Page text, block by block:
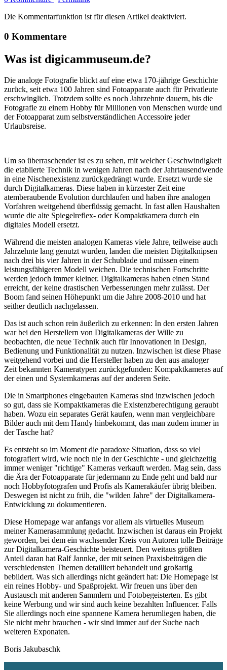
Die Kommentarfunktion ist für diesen Artikel deaktiviert.
0 Kommentare
Was ist digicammuseum.de?
Die analoge Fotografie blickt auf eine etwa 170-jährige Geschichte
zurück, seit etwa 100 Jahren sind Fotoapparate auch für Privatleute
erschwinglich. Trotzdem sollte es noch Jahrzehnte dauern, bis die
Fotografie zu einem Hobby für Millionen von Menschen wurde und
der Fotoapparat zum selbstverständlichen Accessoire jeder
Urlaubsreise.
Um so überraschender ist es zu sehen, mit welcher Geschwindigkeit
die etablierte Technik in wenigen Jahren nach der Jahrtausendwende
in eine Nischenexistenz zurückgedrängt wurde. Ersetzt wurde sie
durch Digitalkameras. Diese haben in kürzester Zeit eine
atemberaubende Evolution durchlaufen und haben ihre analogen
Vorfahren weitgehend überflüssig gemacht. In fast allen Haushalten
wurde die alte Spiegelreflex- oder Kompaktkamera durch ein
digitales Modell ersetzt.
Während die meisten analogen Kameras viele Jahre, teilweise auch
Jahrzehnte lang genutzt wurden, landen die meisten Digitalknipsen
nach drei bis vier Jahren in der Schublade und müssen einem
leistungsfähigeren Modell weichen. Die technischen Fortschritte
werden jedoch immer kleiner. Digitalkameras haben einen Stand
erreicht, der keine drastischen Verbesserungen mehr zulässt. Der
Boom fand seinen Höhepunkt um die Jahre 2008-2010 und hat
seither deutlich nachgelassen.
Das ist auch schon rein äußerlich zu erkennen: In den ersten Jahren
war bei den Herstellern von Digitalkameras der Wille zu
beobachten, die neue Technik auch für Innovationen in Design,
Bedienung und Funktionalität zu nutzen. Inzwischen ist diese Phase
weitgehend vorbei und die Hersteller haben zu den aus analoger
Zeit bekannten Kameratypen zurückgefunden: Kompaktkameras auf
der einen und Systemkameras auf der anderen Seite.
Die in Smartphones eingebauten Kameras sind inzwischen jedoch
so gut, dass sie Kompaktkameras die Existenzberechtigung geraubt
haben. Wozu ein separates Gerät kaufen, wenn man vergleichbare
Bilder auch mit dem Handy hinbekommt, das man zudem immer in
der Tasche hat?
Es entsteht so im Moment die paradoxe Situation, dass so viel
fotografiert wird, wie noch nie in der Geschichte - und gleichzeitig
immer weniger "richtige" Kameras verkauft werden. Mag sein, dass
die Ära der Fotoapparate für jedermann zu Ende geht und bald nur
noch Hobbyfotografen und Profis als Kamerakäufer übrig bleiben.
Deswegen ist nicht zu früh, die "wilden Jahre" der Digitalkamera-
Entwicklung zu dokumentieren.
Diese Homepage war anfangs vor allem als virtuelles Museum
meiner Kamerasammlung gedacht. Inzwischen ist daraus ein Projekt
geworden, bei dem ein wachsender Kreis von Autoren tolle Beiträge
zur Digitalkamera-Geschichte beisteuert. Den weitaus größten
Anteil daran hat Ralf Jannke, der mit seinen Praxisbeiträgen die
verschiedensten Themen detailliert behandelt und großartig
bebildert. Was sich allerdings nicht geändert hat: Die Homepage ist
ein reines Hobby- und Spaßprojekt. Wir freuen uns über den
Austausch mit anderen Sammlern und Fotobegeisterten. Es gibt
keine Werbung und wir sind auch keine bezahlten Influencer. Falls
Sie allerdings noch eine spannene Kamera herumliegen haben, die
Sie nicht mehr brauchen - wir sind immer auf der Suche nach
weiteren Exponaten.
Boris Jakubaschk